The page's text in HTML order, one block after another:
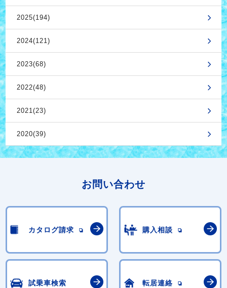
2025(194)
2024(121)
2023(68)
2022(48)
2021(23)
2020(39)
お問い合わせ
カタログ請求 購入相談
試乗車検索 転居連絡